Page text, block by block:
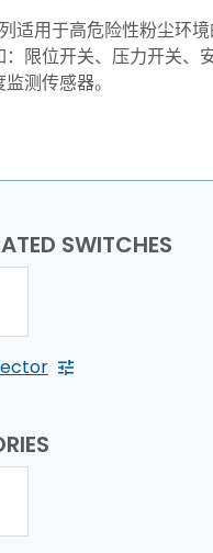
适用于高危险性粉尘环
：限位开关、压力开关、
测传感器。
SWITCHES